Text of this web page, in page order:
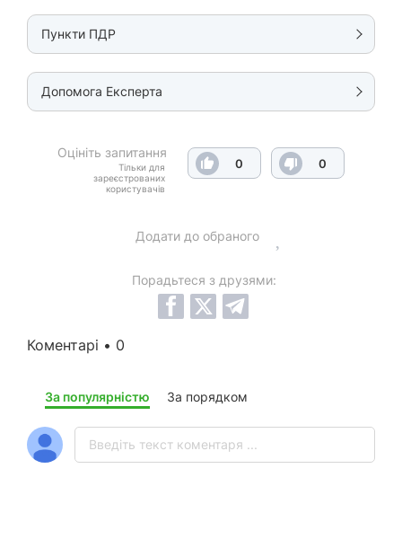
Пункти ПДР
Допомога Експерта
Оцініть запитання
Тільки для
зареєстрованих
користувачів
0 0
Додати до обраного
Порадьтеся з друзями:
Коментарі • 0
За популярністю За порядком